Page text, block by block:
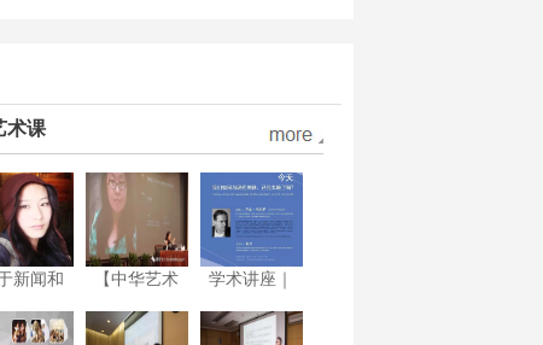
术课
新闻和 【中华艺术 学术讲座｜